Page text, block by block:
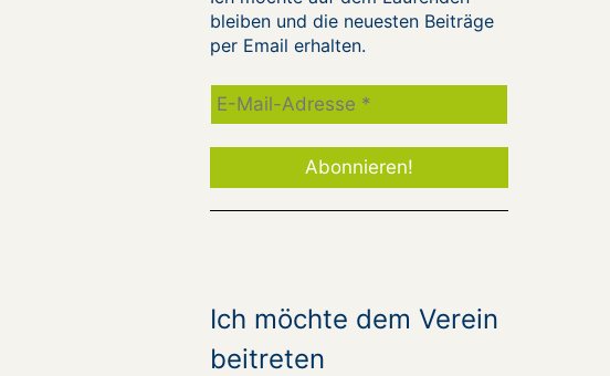
bleiben und die neuesten Beiträge
per Email erhalten.
Ich möchte dem Verein
beitreten